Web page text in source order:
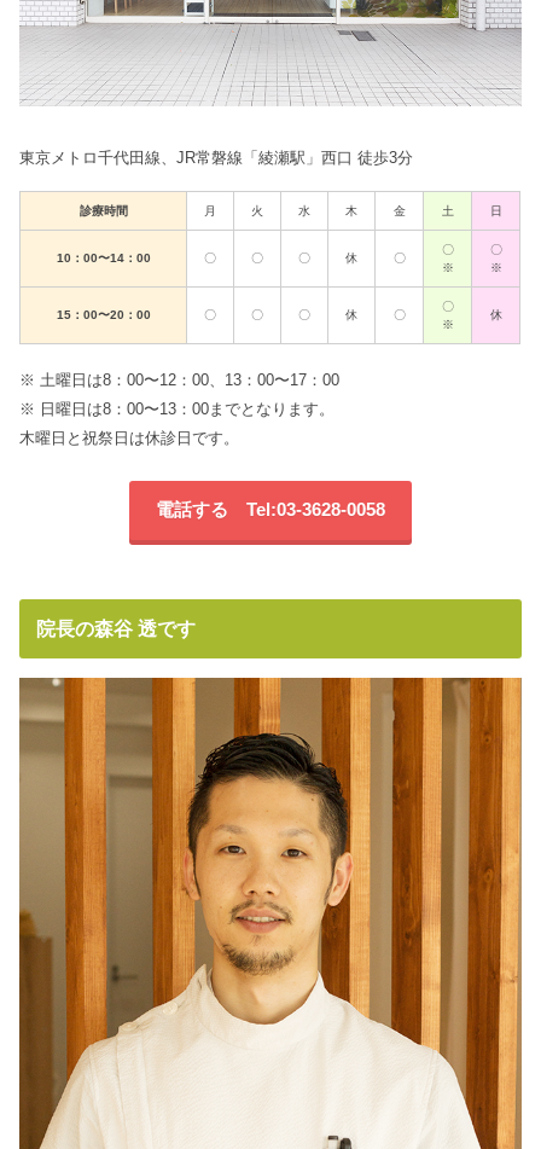
東京メトロ千代田線、JR常磐線「綾瀬駅」西口 徒歩3分
診療時間 月 火 水 木 金 土 日
10：00〜14：00 〇 〇 〇 休 〇
〇
※
〇
※
15：00〜20：00 〇 〇 〇 休 〇
〇
※
休
※ 土曜日は8：00〜12：00、13：00〜17：00
※ 日曜日は8：00〜13：00までとなります。
木曜日と祝祭日は休診日です。
電話する Tel:03-3628-0058
院長の森谷 透です